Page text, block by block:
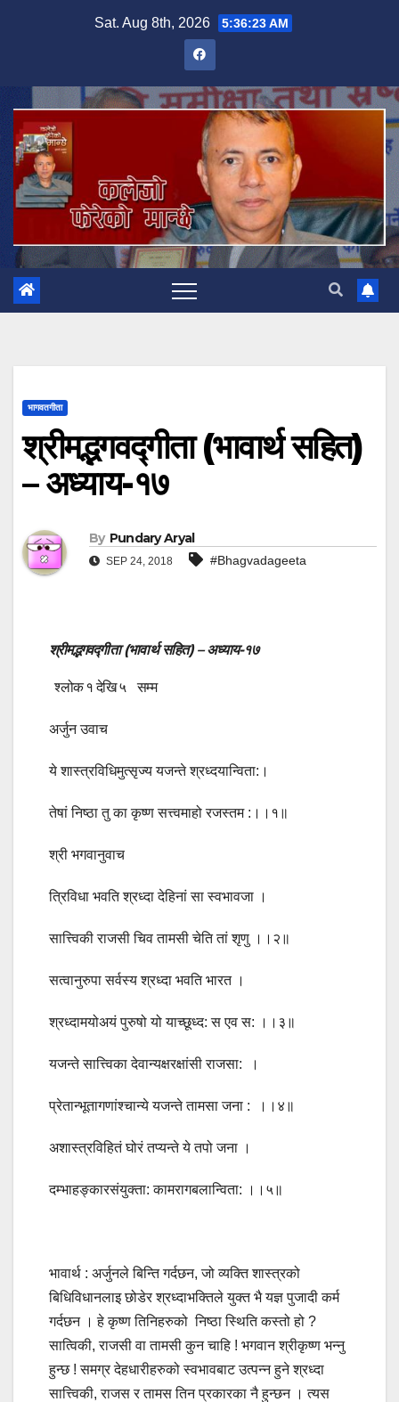
Sat. Aug 8th, 2026 5:36:24 AM
भागवतगीता
श्रीमद्भगवद्गीता (भावार्थ सहित)
– अध्याय-१७
By Pundary Aryal
SEP 24, 2018 #Bhagvadageeta
श्रीमद्भगवद्गीता (भावार्थ सहित) – अध्याय-१७
श्लोक १ देखि ५ सम्म
अर्जुन उवाच
ये शास्त्रविधिमुत्सृज्य यजन्ते श्रध्दयान्विता:।
तेषां निष्ठा तु का कृष्ण सत्त्वमाहो रजस्तम :।।१॥
श्री भगवानुवाच
त्रिविधा भवति श्रध्दा देहिनां सा स्वभावजा ।
सात्त्विकी राजसी चिव तामसी चेति तां शृणु ।।२॥
सत्वानुरुपा सर्वस्य श्रध्दा भवति भारत ।
श्रध्दामयोअयं पुरुषो यो याच्छूध्द: स एव स: ।।३॥
यजन्ते सात्त्विका देवान्यक्षरक्षांसी राजसा: ।
प्रेतान्भूतागणांश्चान्ये यजन्ते तामसा जना : ।।४॥
अशास्त्रविहितं घोरं तप्यन्ते ये तपो जना ।
दम्भाहङ्कारसंयुक्ता: कामरागबलान्विता: ।।५॥
भावार्थ : अर्जुनले बिन्ति गर्दछन, जो व्यक्ति शास्त्रको
बिधिविधानलाइ छोडेर श्रध्दाभक्तिले युक्त भै यज्ञ पुजादी कर्म
गर्दछन । हे कृष्ण तिनिहरुको निष्ठा स्थिति कस्तो हो ?
सात्विकी, राजसी वा तामसी कुन चाहि ! भगवान श्रीकृष्ण भन्नु
हुन्छ ! समग्र देहधारीहरुको स्वभावबाट उत्पन्न हुने श्रध्दा
सात्त्विकी, राजस र तामस तिन प्रकारका नै हुन्छन । त्यस